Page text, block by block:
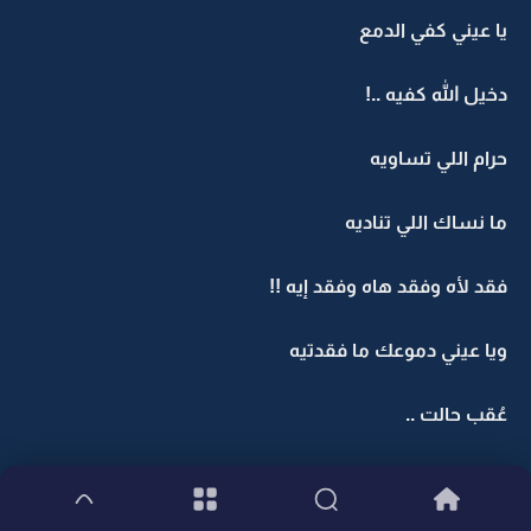
يا عيني كفي الدمع
دخيل الله كفيه ..!
حرام اللي تساويه
ما نساك اللي تناديه
فقد لأه وفقد هاه وفقد إيه !!
ويا عيني دموعك ما فقدتيه
عُقب حالت ..